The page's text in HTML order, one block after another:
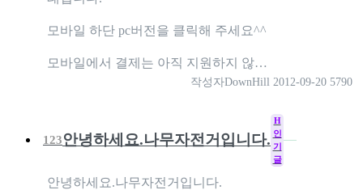
모바일 하단 pc버전을 클릭해 주세요^^
모바일에서 결제는 아직 지원하지 않…
작성자DownHill 2012-09-20 5790
123안녕하세요.나무자전거입니다.
H
인
기
글
안녕하세요.나무자전거입니다.